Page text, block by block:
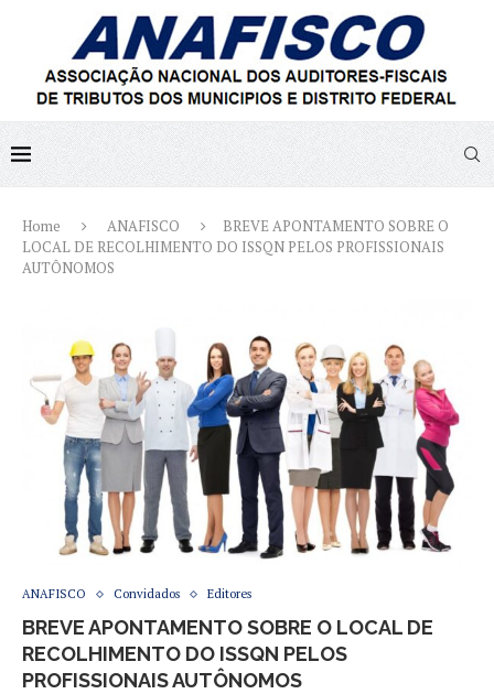
Home ANAFISCO
BREVE APONTAMENTO SOBRE O
LOCAL DE RECOLHIMENTO DO ISSQN PELOS PROFISSIONAIS
AUTÔNOMOS
ANAFISCO Convidados Editores
BREVE APONTAMENTO SOBRE O LOCAL DE
RECOLHIMENTO DO ISSQN PELOS
PROFISSIONAIS AUTÔNOMOS